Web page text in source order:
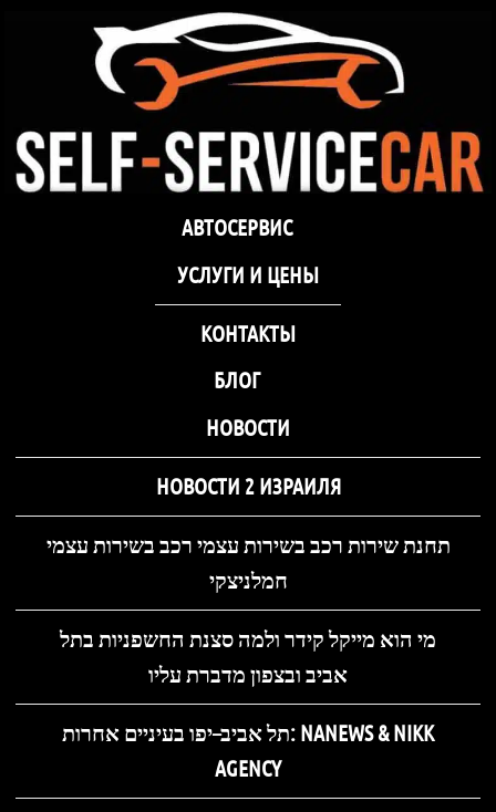
самообслуживания Self-
Service Car Хмельницкий
Автосервис СТО
самообслуживания Self-
Service Car Хмельницкий
Автосервис СТО самообслуживания Self-
АВТОСЕРВИС
УCЛУГИ И ЦЕНЫ
КОНТАКТЫ
БЛОГ
НОВОСТИ
НОВОСТИ 2 ИЗРАИЛЯ
תחנת שירות רכב בשירות עצמי רכב בשירות עצמי
חמלניצקי
מי הוא מייקל קידר ולמה סצנת החשפניות בתל
אביב ובצפון מדברת עליו
תל אביב–יפו בעיניים אחרות: NANEWS & NIKK
AGENCY